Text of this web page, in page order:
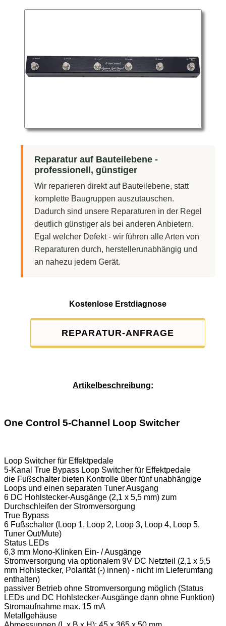
Reparatur auf Bauteilebene -
professionell, günstiger
Wir reparieren direkt auf Bauteilebene, statt
komplette Baugruppen auszutauschen.
Dadurch sind unsere Reparaturen in der Regel
deutlich günstiger als bei anderen Anbietern.
Egal welcher Defekt - wir führen alle Arten von
Reparaturen durch, herstellerunabhängig und
an nahezu jedem Gerät.
Kostenlose Erstdiagnose
REPARATUR-ANFRAGE
Artikelbeschreibung:
One Control 5-Channel Loop Switcher
Loop Switcher für Effektpedale
5-Kanal True Bypass Loop Switcher für Effektpedale
die Fußschalter bieten Kontrolle über fünf unabhängige
Loops und einen separaten Tuner Ausgang
6 DC Hohlstecker-Ausgänge (2,1 x 5,5 mm) zum
Durchschleifen der Stromversorgung
True Bypass
6 Fußschalter (Loop 1, Loop 2, Loop 3, Loop 4, Loop 5,
Tuner Out/Mute)
Status LEDs
6,3 mm Mono-Klinken Ein- / Ausgänge
Stromversorgung via optionalem 9V DC Netzteil (2,1 x 5,5
mm Hohlstecker, Polarität (-) innen) - nicht im Lieferumfang
enthalten)
passiver Betrieb ohne Stromversorgung möglich (Status
LEDs und DC Hohlstecker-Ausgänge dann ohne Funktion)
Stromaufnahme max. 15 mA
Metallgehäuse